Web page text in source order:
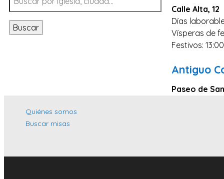
Valladolid
Sevilla
Las Palmas
Buscar
Calle Alta, 12
Días
Vísperas de
Festivos: 13:00
Antiguo
Paseo de
Quiénes somos
Buscar misas